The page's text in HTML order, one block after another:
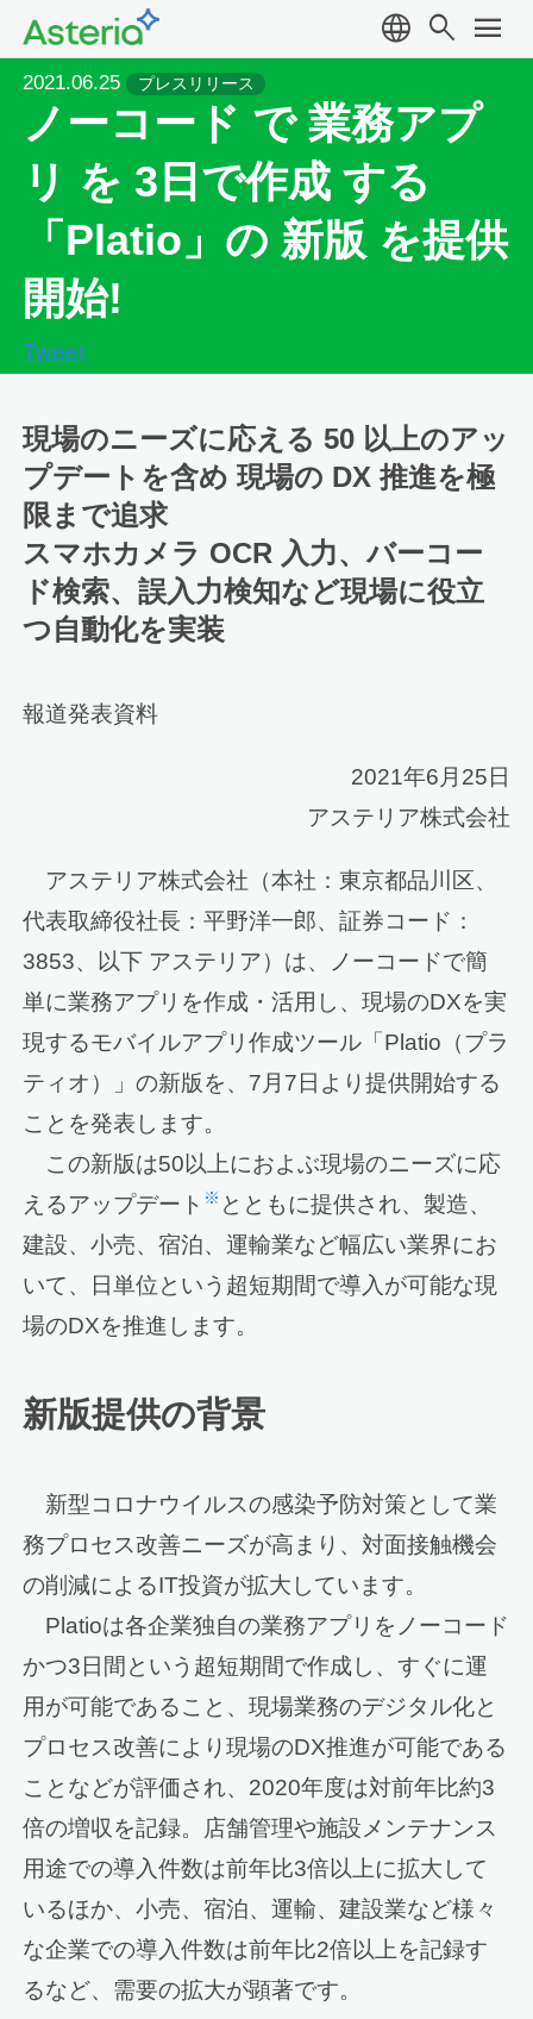
language search menu
2021.06.25 プレスリリース
ノーコード で 業務アプ
リ を 3日で作成 する
「Platio」の 新版 を提供
開始!
Tweet
現場のニーズに応える 50 以上のアッ
プデートを含め 現場の DX 推進を極
限まで追求
スマホカメラ OCR 入力、バーコー
ド検索、誤入力検知など現場に役立
つ自動化を実装
報道発表資料
2021年6月25日
アステリア株式会社
アステリア株式会社（本社：東京都品川区、
代表取締役社長：平野洋一郎、証券コード：
3853、以下 アステリア）は、ノーコードで簡
単に業務アプリを作成・活用し、現場のDXを実
現するモバイルアプリ作成ツール「Platio（プラ
ティオ）」の新版を、7月7日より提供開始する
ことを発表します。
この新版は50以上におよぶ現場のニーズに応
えるアップデート ※ とともに提供され、製造、
建設、小売、宿泊、運輸業など幅広い業界にお
いて、日単位という超短期間で導入が可能な現
場のDXを推進します。
新版提供の背景
新型コロナウイルスの感染予防対策として業
務プロセス改善ニーズが高まり、対面接触機会
の削減によるIT投資が拡大しています。
Platioは各企業独自の業務アプリをノーコード
かつ3日間という超短期間で作成し、すぐに運
用が可能であること、現場業務のデジタル化と
プロセス改善により現場のDX推進が可能である
ことなどが評価され、2020年度は対前年比約3
倍の増収を記録。店舗管理や施設メンテナンス
用途での導入件数は前年比3倍以上に拡大して
いるほか、小売、宿泊、運輸、建設業など様々
な企業での導入件数は前年比2倍以上を記録す
るなど、需要の拡大が顕著です。